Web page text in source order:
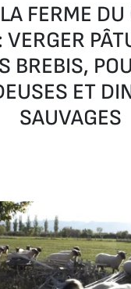
FERME
VERGER
BREBIS,
ET
SAUVAGES